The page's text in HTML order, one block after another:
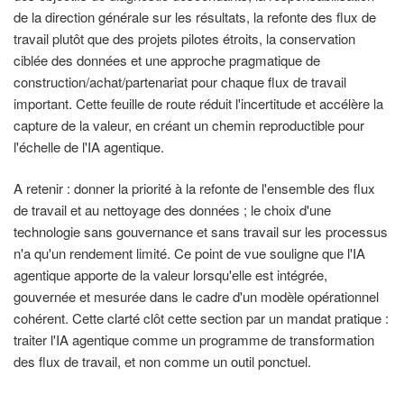
de la direction générale sur les résultats, la refonte des flux de
travail plutôt que des projets pilotes étroits, la conservation
ciblée des données et une approche pragmatique de
construction/achat/partenariat pour chaque flux de travail
important. Cette feuille de route réduit l'incertitude et accélère la
capture de la valeur, en créant un chemin reproductible pour
l'échelle de l'IA agentique.
A retenir : donner la priorité à la refonte de l'ensemble des flux
de travail et au nettoyage des données ; le choix d'une
technologie sans gouvernance et sans travail sur les processus
n'a qu'un rendement limité. Ce point de vue souligne que l'IA
agentique apporte de la valeur lorsqu'elle est intégrée,
gouvernée et mesurée dans le cadre d'un modèle opérationnel
cohérent. Cette clarté clôt cette section par un mandat pratique :
traiter l'IA agentique comme un programme de transformation
des flux de travail, et non comme un outil ponctuel.